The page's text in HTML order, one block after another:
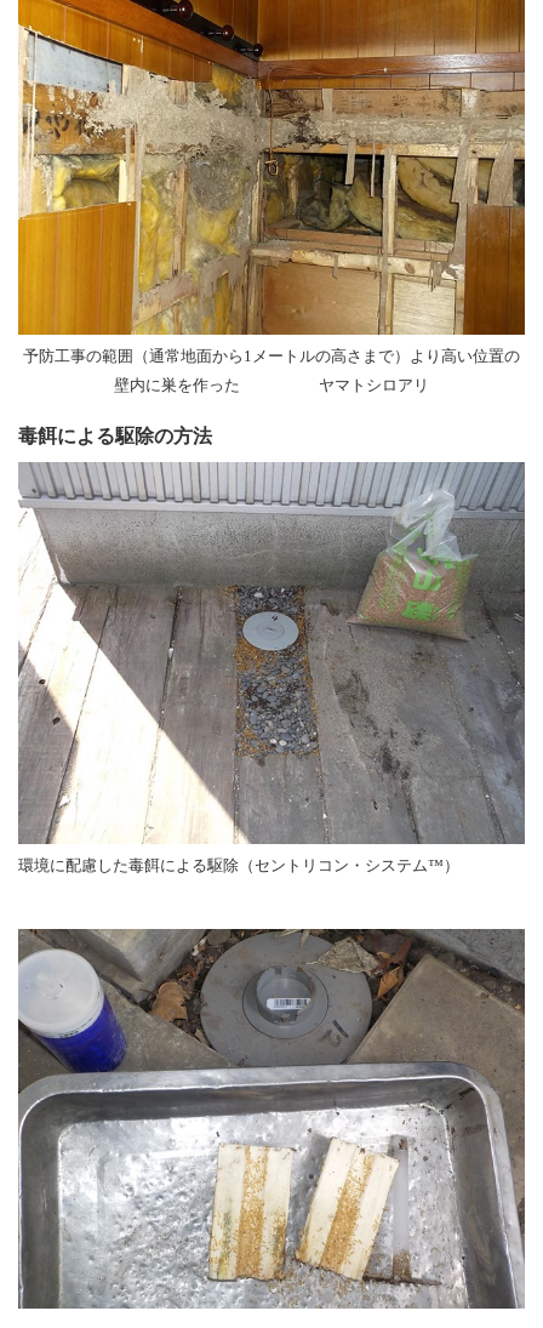
予防工事の範囲（通常地面から1メートルの高さまで）より高い位置の
壁内に巣を作った ヤマトシロアリ
毒餌による駆除の方法
環境に配慮した毒餌による駆除（セントリコン・システム™）